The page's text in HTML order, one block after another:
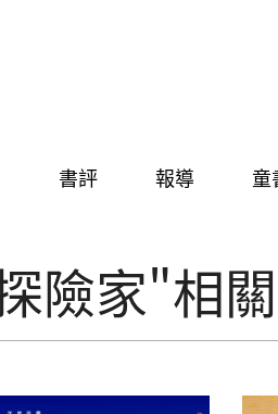
書評 報導 童
險家"相